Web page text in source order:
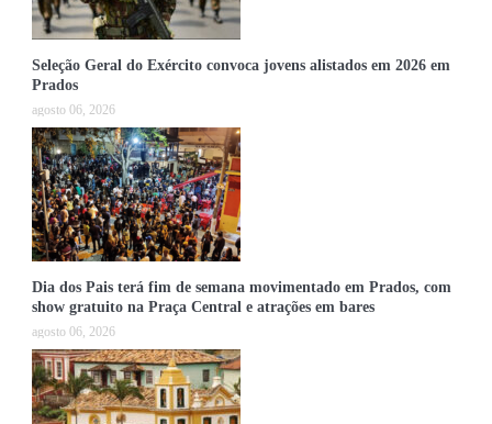
Seleção Geral do Exército convoca jovens alistados em 2026 em
Prados
agosto 06, 2026
Dia dos Pais terá fim de semana movimentado em Prados, com
show gratuito na Praça Central e atrações em bares
agosto 06, 2026